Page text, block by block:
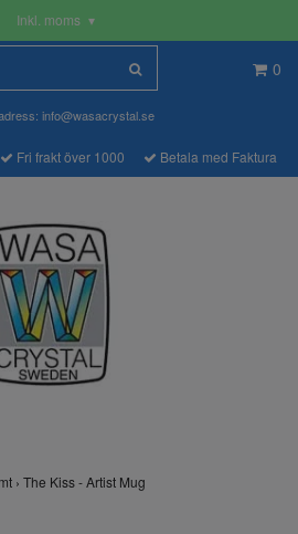
Inkl. moms ▾
0
info@wasacrystal.se
Fri frakt över 1000 Betala med Faktura
› The Kiss - Artist Mug